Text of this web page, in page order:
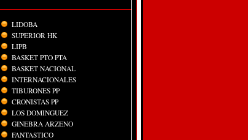
LIDOBA
SUPERIOR HK
LIPB
BASKET PTO PTA
BASKET NACIONAL
INTERNACIONALES
TIBURONES PP
CRONISTAS PP
LOS DOMINGUEZ
GINEBRA ARZENO
FANTASTICO